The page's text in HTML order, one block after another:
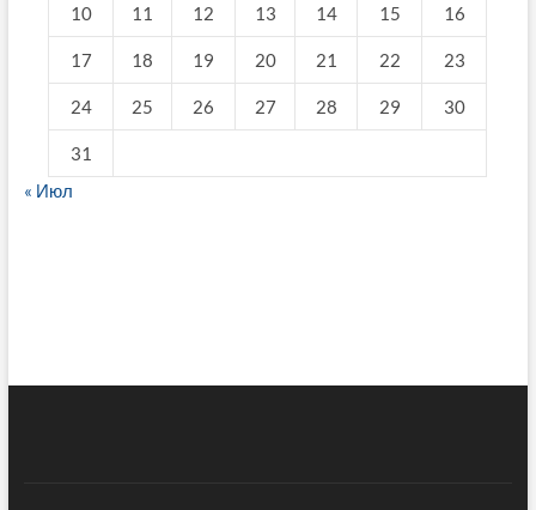
10 11 12 13 14 15 16
17 18 19 20 21 22 23
24 25 26 27 28 29 30
31
« Июл